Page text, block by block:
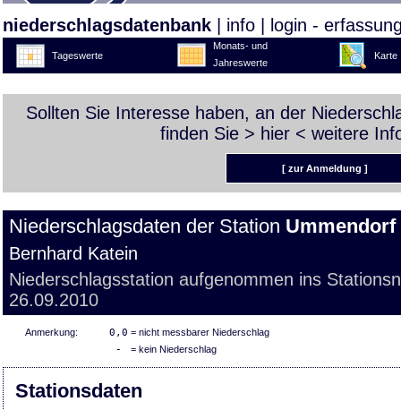
niederschlagsdatenbank info login -
Tageswerte
Monats- und
Jahreswerte
Karte
Sollten Sie Interesse haben, an der
finden Sie > hier < weitere
[ zur Anmeldung ]
Niederschlagsdaten der Station Ummendorf
Bernhard Katein
Niederschlagsstation aufgenommen ins
26.09.2010
Anmerkung: 0,0 = nicht messbarer Niederschlag
- = kein Niederschlag
Stationsdaten